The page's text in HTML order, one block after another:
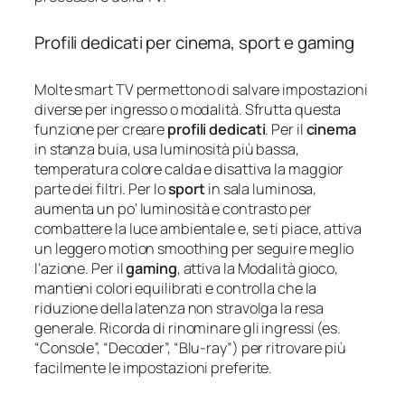
Profili dedicati per cinema, sport e gaming
Molte smart TV permettono di salvare impostazioni
diverse per ingresso o modalità. Sfrutta questa
funzione per creareprofili dedicati. Per ilcinema
in stanza buia, usa luminosità più bassa,
temperatura colore calda e disattiva la maggior
parte dei filtri. Per losportin sala luminosa,
aumenta un po’ luminosità e contrasto per
combattere la luce ambientale e, se ti piace, attiva
un leggero motion smoothing per seguire meglio
l’azione. Per ilgaming, attiva la Modalità gioco,
mantieni colori equilibrati e controlla che la
riduzione della latenza non stravolga la resa
generale. Ricorda di rinominare gli ingressi (es.
“Console”, “Decoder”, “Blu-ray”) per ritrovare più
facilmente le impostazioni preferite.